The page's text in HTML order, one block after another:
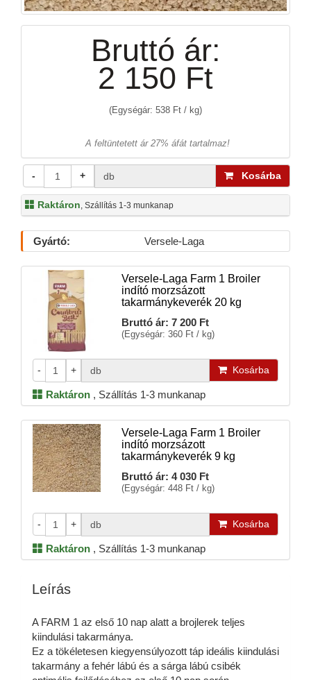
Bruttó ár:
2 150 Ft
(Egységár: 538 Ft / kg)
A feltüntetett ár 27% áfát tartalmaz!
- + db Kosárba
Raktáron, Szállítás 1-3 munkanap
Gyártó: Versele-Laga
Versele-Laga Farm 1 Broiler
indító morzsázott
takarmánykeverék 20 kg
Bruttó ár: 7 200 Ft
(Egységár: 360 Ft / kg)
- + db Kosárba
Raktáron , Szállítás 1-3 munkanap
Versele-Laga Farm 1 Broiler
indító morzsázott
takarmánykeverék 9 kg
Bruttó ár: 4 030 Ft
(Egységár: 448 Ft / kg)
- + db Kosárba
Raktáron , Szállítás 1-3 munkanap
Leírás
A FARM 1 az első 10 nap alatt a brojlerek teljes
kiindulási takarmánya.
Ez a tökéletesen kiegyensúlyozott táp ideális kiindulási
takarmány a fehér lábú és a sárga lábú csibék